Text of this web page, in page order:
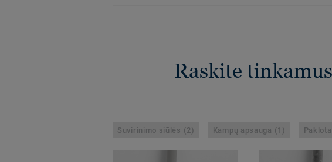
Raskite
Suvirinimo siūlės (2) Kampų apsauga (1)